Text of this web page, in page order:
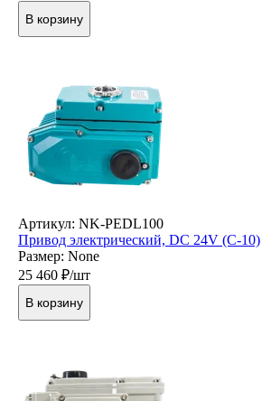
В корзину
Артикул: NK-PEDL100
Привод электрический, DC 24V (C-10)
Размер: None
25 460 ₽/шт
В корзину